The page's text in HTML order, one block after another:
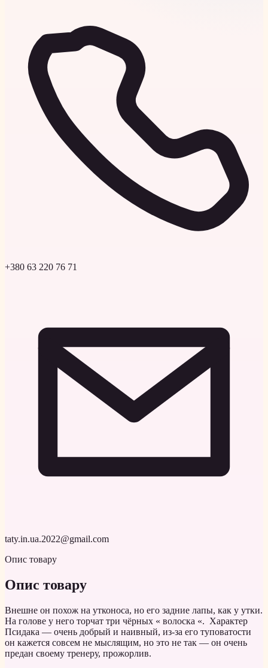
+380 63 220 76 71
taty.in.ua.2022@gmail.com
Опис товару
Опис товару
Внешне он похож на утконоса, но его задние лапы, как у утки.
На голове у него торчат три чёрных « волоска «. Характер
Псидака — очень добрый и наивный, из-за его туповатости
он кажется совсем не мыслящим, но это не так — он очень
предан своему тренеру, прожорлив.